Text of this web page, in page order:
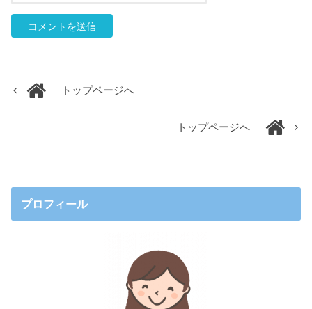
トップページへ
トップページへ
プロフィール